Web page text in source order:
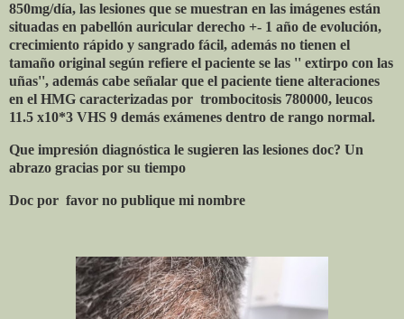
850mg/día, las lesiones que se muestran en las imágenes están
situadas en pabellón auricular derecho +- 1 año de evolución,
crecimiento rápido y sangrado fácil, además no tienen el
tamaño original según refiere el paciente se las '' extirpo con las
uñas'', además cabe señalar que el paciente tiene alteraciones
en el HMG caracterizadas por trombocitosis 780000, leucos
11.5 x10*3 VHS 9 demás exámenes dentro de rango normal.
Que impresión diagnóstica le sugieren las lesiones doc? Un
abrazo gracias por su tiempo
Doc por favor no publique mi nombre